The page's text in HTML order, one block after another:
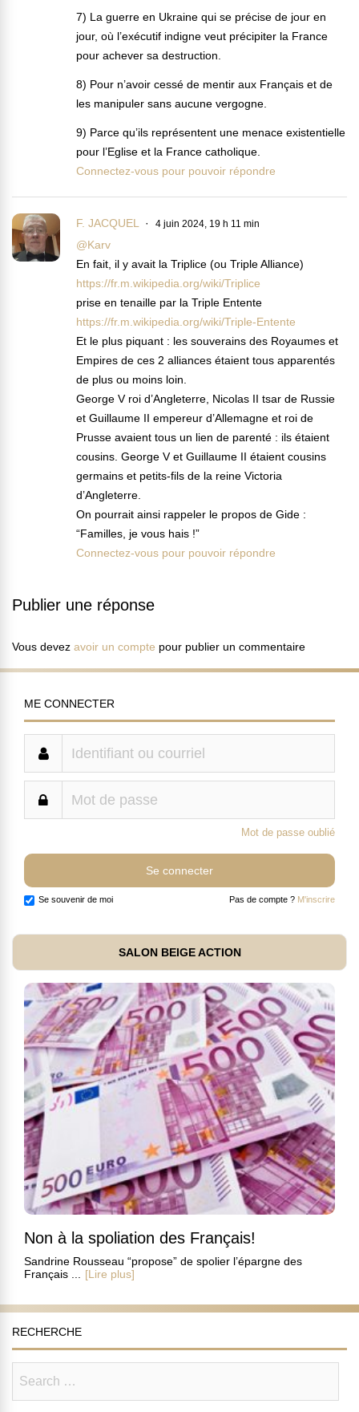
7) La guerre en Ukraine qui se précise de jour en
jour, où l’exécutif indigne veut précipiter la France
pour achever sa destruction.
8) Pour n’avoir cessé de mentir aux Français et de
les manipuler sans aucune vergogne.
9) Parce qu’ils représentent une menace existentielle
pour l’Eglise et la France catholique.
Connectez-vous pour pouvoir répondre
F. JACQUEL 4 juin 2024, 19 h 11 min
@Karv
En fait, il y avait la Triplice (ou Triple Alliance)
https://fr.m.wikipedia.org/wiki/Triplice
prise en tenaille par la Triple Entente
https://fr.m.wikipedia.org/wiki/Triple-Entente
Et le plus piquant : les souverains des Royaumes et
Empires de ces 2 alliances étaient tous apparentés
de plus ou moins loin.
George V roi d’Angleterre, Nicolas II tsar de Russie
et Guillaume II empereur d’Allemagne et roi de
Prusse avaient tous un lien de parenté : ils étaient
cousins. George V et Guillaume II étaient cousins
germains et petits-fils de la reine Victoria
d’Angleterre.
On pourrait ainsi rappeler le propos de Gide :
“Familles, je vous hais !”
Connectez-vous pour pouvoir répondre
Publier une réponse
Vous devez avoir un compte pour publier un commentaire
ME CONNECTER
Mot de passe oublié
Se souvenir de moi Pas de compte ? M'inscrire
SALON BEIGE ACTION
Non à la spoliation des Français!
Sandrine Rousseau “propose” de spolier l’épargne des
Français ...
[Lire plus]
RECHERCHE